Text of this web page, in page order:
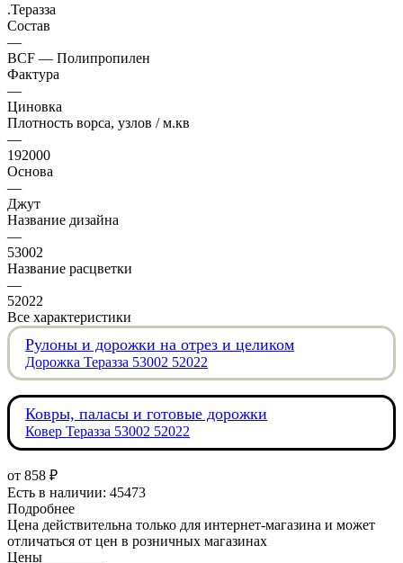
.Теразза
Состав
—
BCF — Полипропилен
Фактура
—
Циновка
Плотность ворса, узлов / м.кв
—
192000
Основа
—
Джут
Название дизайна
—
53002
Название расцветки
—
52022
Все характеристики
Рулоны и дорожки на отрез и целиком
Дорожка Теразза 53002 52022
Ковры, паласы и готовые дорожки
Ковер Теразза 53002 52022
от 858 ₽
Есть в наличии: 45473
Подробнее
Цена действительна только для интернет-магазина и может
отличаться от цен в розничных магазинах
Цены